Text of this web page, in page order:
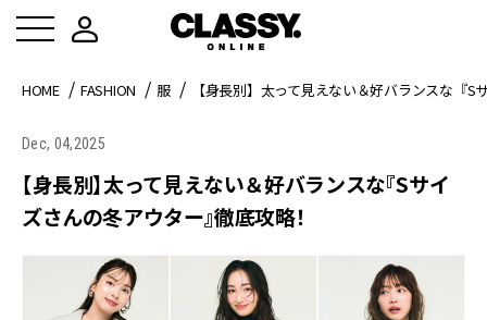
HOME FASHION 服 【身長別】太って見えない＆好バランスな『
Dec, 04,2025
【身長別】太って見えない＆好バランスな『Sサイ
ズさんの冬アウター』徹底攻略！